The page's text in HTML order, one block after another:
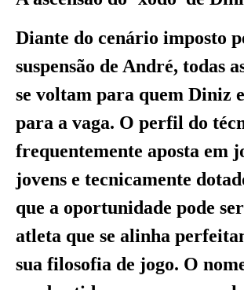
Diante do cenário imposto
suspensão de André, todas
se voltam para quem Diniz
para a vaga. O perfil do
frequentemente aposta em
jovens e tecnicamente
que a oportunidade pode
atleta que se alinha
sua filosofia de jogo. O